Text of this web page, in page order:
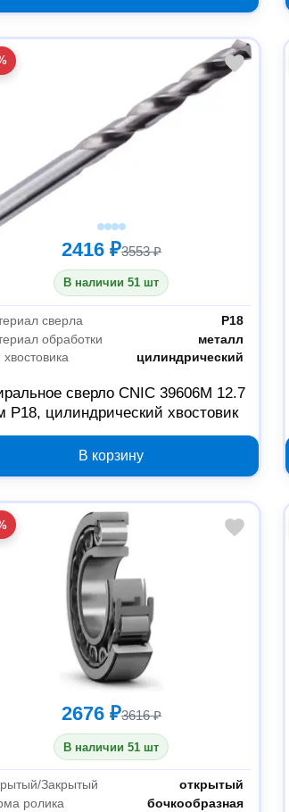
2416 ₽3553 ₽
В наличии 51 шт
сверла
Р18
обработки
металл
цилиндрический
сверло CNIC 39606М 12.7
Р18, цилиндрический хвостовик
В корзину
2676 ₽3616 ₽
В наличии 51 шт
Закрытый
открытый
ролика
бочкообразная